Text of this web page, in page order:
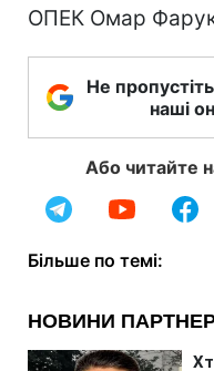
ОПЕК Омар
Не
наші
Або читайте
Більше по темі: